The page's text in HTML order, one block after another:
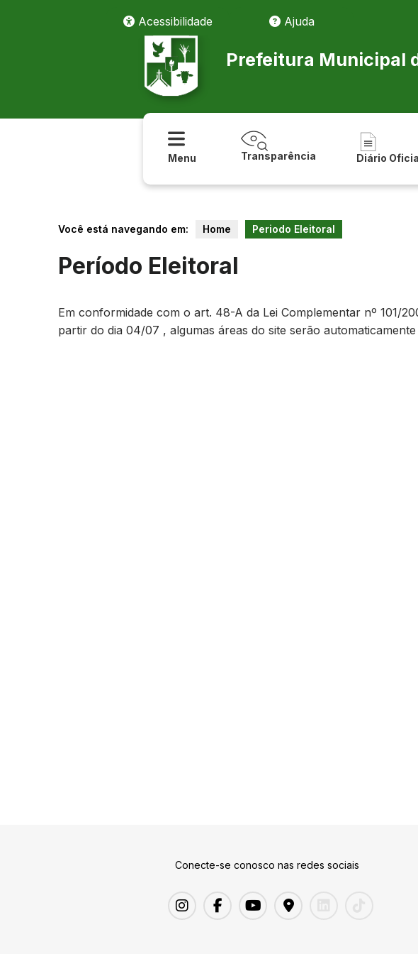
Acessibilidade
Ajuda
Prefeitura Municipal
Menu Transparência Diário
Você está navegando em: Home Periodo Eleitoral
Período Eleitoral
Em conformidade com o art. 48-A da Lei Complementar nº 101/
partir do dia 04/07 , algumas áreas do site serão
Conecte-se conosco nas redes sociais